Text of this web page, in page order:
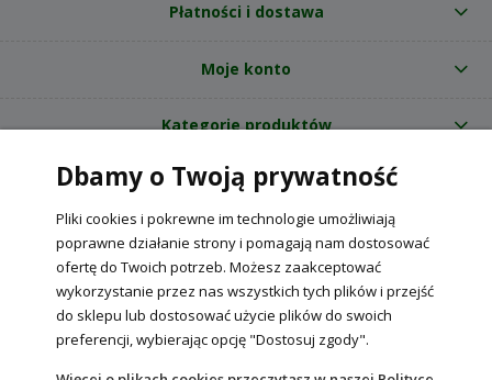
Płatności i dostawa
Moje konto
Kategorie produktów
O nas
Internetowy sklep ogrodniczy z nasionami RajOgrodnika.pl
NIP: 6090037061, REGON: 260240470 | Czarnca, ul. Tęczowa 31, 29-100
Włoszczowa
POKAŻ PEŁNĄ WERSJĘ STRONY
Dbamy o Twoją prywatność
Pliki cookies i pokrewne im technologie umożliwiają
poprawne działanie strony i pomagają nam dostosować
ofertę do Twoich potrzeb. Możesz zaakceptować
wykorzystanie przez nas wszystkich tych plików i przejść
do sklepu lub dostosować użycie plików do swoich
preferencji, wybierając opcję "Dostosuj zgody".